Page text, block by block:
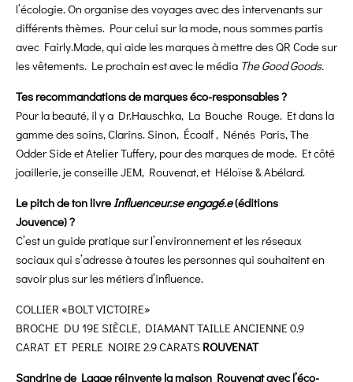
l’écologie. On organise des voyages avec des intervenants sur
différents thèmes. Pour celui sur la mode, nous sommes partis
avec Fairly.Made, qui aide les marques à mettre des QR Code sur
les vêtements. Le prochain est avec le média The Good Goods.
Tes recommandations de marques éco-responsables ?
Pour la beauté, il y a Dr.Hauschka, La Bouche Rouge. Et dans la
gamme des soins, Clarins. Sinon, Écoalf , Nénés Paris, The
Odder Side et Atelier Tuffery, pour des marques de mode. Et côté
joaillerie, je conseille JEM, Rouvenat, et Héloïse & Abélard.
Le pitch de ton livreInfluenceur.se engagé.e(éditions
Jouvence) ?
C’est un guide pratique sur l’environnement et les réseaux
sociaux qui s’adresse à toutes les personnes qui souhaitent en
savoir plus sur les métiers d’influence.
COLLIER «BOLT VICTOIRE»
BROCHE DU 19E SIÈCLE, DIAMANT TAILLE ANCIENNE 0.9
CARAT ET PERLE NOIRE 2.9 CARATS ROUVENAT
Sandrine de Laage réinvente la maison Rouvenat avec l’éco-